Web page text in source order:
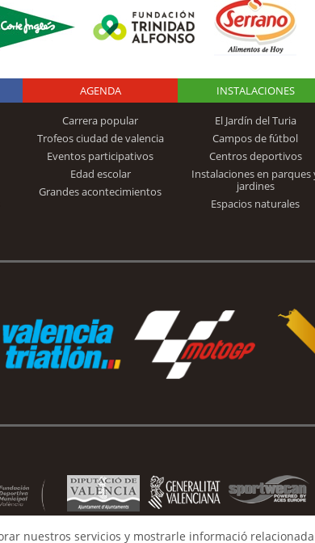
Logo Fundación
Trinidad Alfonso
AGENDA
Carrera popular
Trofeos ciudad de valencia
Eventos participativos
Edad escolar
Grandes acontecimientos
INSTALACIONES
El Jardín del Turia
Campos de fútbol
Centros deportivos
Instalaciones en parques
jardines
Espacios naturales
nuestros servicios y mostrarle informació